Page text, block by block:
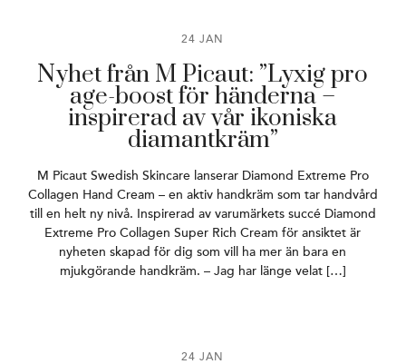
24 JAN
Nyhet från M Picaut: ”Lyxig pro
age-boost för händerna –
inspirerad av vår ikoniska
diamantkräm”
M Picaut Swedish Skincare lanserar Diamond Extreme Pro
Collagen Hand Cream – en aktiv handkräm som tar handvård
till en helt ny nivå. Inspirerad av varumärkets succé Diamond
Extreme Pro Collagen Super Rich Cream för ansiktet är
nyheten skapad för dig som vill ha mer än bara en
mjukgörande handkräm. – Jag har länge velat […]
24 JAN